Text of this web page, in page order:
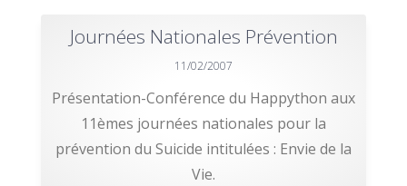
Journées Nationales Prévention
11/02/2007
Présentation-Conférence du Happython aux
11èmes journées nationales pour la
prévention du Suicide intitulées : Envie de la
Vie.